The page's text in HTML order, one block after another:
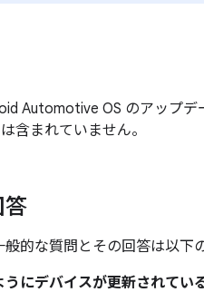
Automotive OS のアップ
含まれていません。
答
的な質問とその回答は以下
にデバイスが更新されて